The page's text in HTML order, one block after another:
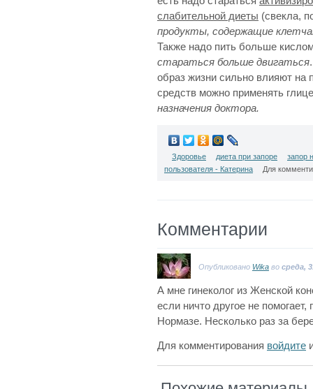
слабительной диеты (свекла,
продукты, содержащие
Также надо пить больше
стараться больше двигаться
образ жизни сильно влияют на
средств можно применять
назначения доктора.
Здоровье диета при запоре
запор
пользователя - Катерина
Для
Комментарии
Опубликовано Wika во среда,
А мне гинеколог из Женской
если ничто другое не
Нормазе. Несколько раз за
Для комментирования войдите